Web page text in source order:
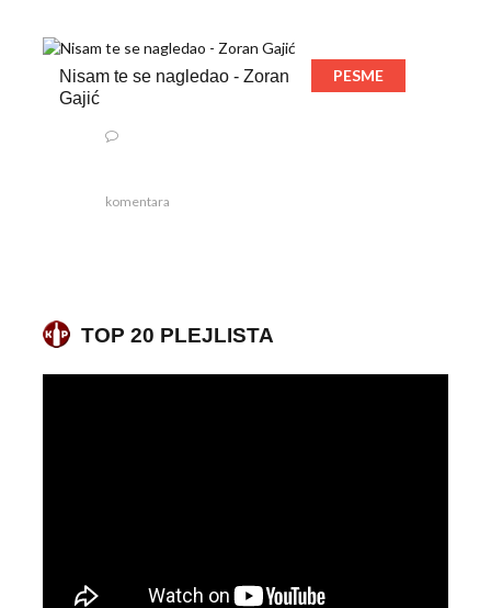
Nisam te se nagledao - Zoran
Gajić
PESME
komentara
TOP 20 PLEJLISTA